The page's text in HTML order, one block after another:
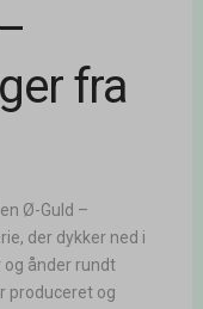
fra
Ø-Guld –
der dykker ned i
og ånder rundt
produceret og